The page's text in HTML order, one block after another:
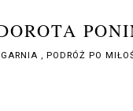
, PODRÓŻ PO